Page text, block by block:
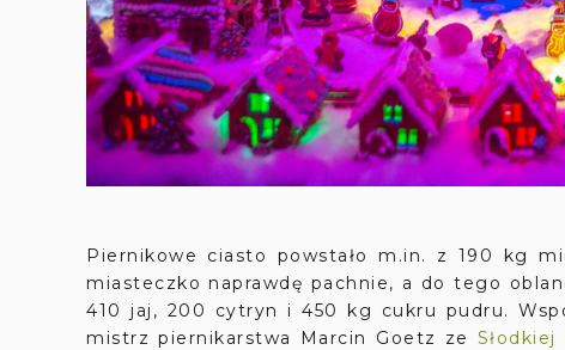
Piernikowe ciasto powstało m.in. z 190 kg
miasteczko naprawdę pachnie, a do tego
410 jaj, 200 cytryn i 450 kg cukru pudru.
mistrz piernikarstwa Marcin Goetz ze Słodkiej